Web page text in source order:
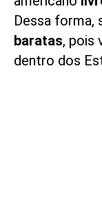
Dessa forma,
baratas, pois
dentro dos